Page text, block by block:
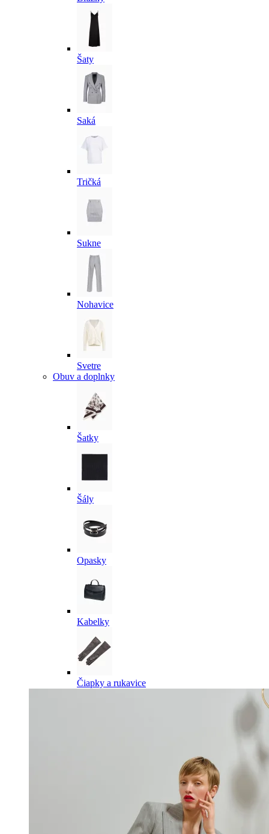
Šaty
Saká
Tričká
Sukne
Nohavice
Svetre
Obuv a doplnky
Šatky
Šály
Opasky
Kabelky
Čiapky a rukavice